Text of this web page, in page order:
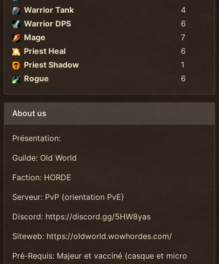
Warrior Tank
4
Warrior DPS
6
Mage
7
Priest Heal
6
Priest Shadow
1
Rogue
6
About us
Présentation:
Guilde: Old World
Faction: HORDE
Serveur: PvP (orientation PvE)
Discord: https://discord.gg/5HW8yas
Siteweb: https://oldworld.wowhordes.com/
Pré-Requis: Majeur et vacciné (casque et micro